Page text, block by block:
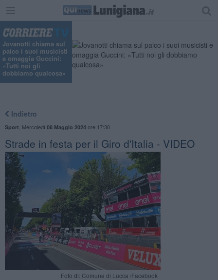
Jovanotti chiama sul
palco i suoi musicisti
e omaggia Guccini:
«Tutti noi gli
dobbiamo qualcosa»
Indietro
Sport Mercoledì 08 Maggio 2024ore 17:30
Strade in festa per il Giro d'Italia - VIDEO
Foto di: Comune di Lucca /Facebook